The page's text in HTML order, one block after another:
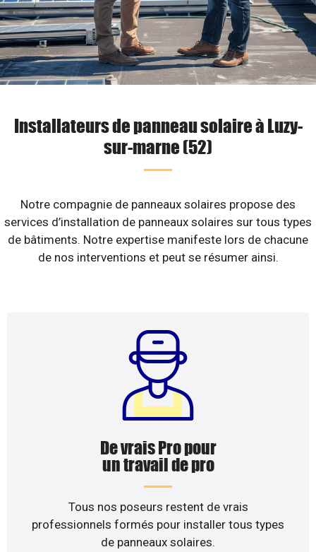
Installateurs de panneau solaire à Luzy-
sur-marne (52)
Notre compagnie de panneaux solaires propose des
services d’installation de panneaux solaires sur tous types
de bâtiments. Notre expertise manifeste lors de chacune
de nos interventions et peut se résumer ainsi.
De vrais Pro pour
un travail de pro
Tous nos poseurs restent de vrais
professionnels formés pour installer tous types
de panneaux solaires.